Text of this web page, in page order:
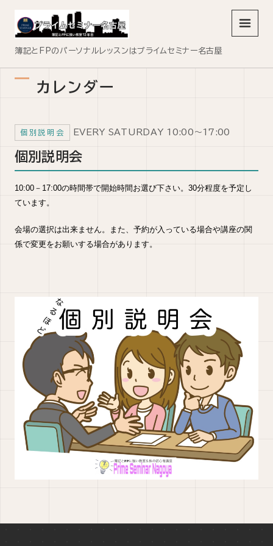
簿記とFPのパーソナルレッスンはプライムセミナー名古屋
メニュ
カレンダー
個別説明会 EVERY SATURDAY 10:00～17:00
個別説明会
10:00－17:00の時間帯で開始時間お選び下さい。30分程度を予定し
ています。
会場の選択は出来ません。また、予約が入っている場合や講座の関
係で変更をお願いする場合があります。